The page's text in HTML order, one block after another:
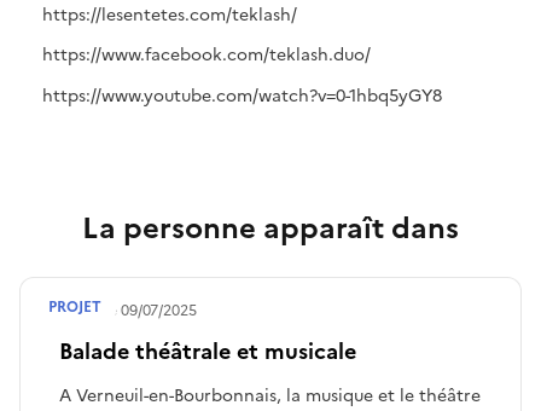
https://lesentetes.com/teklash/
https://www.facebook.com/teklash.duo/
https://www.youtube.com/watch?v=0-1hbq5yGY8
La personne apparaît dans
Balade théâtrale et musicale
A Verneuil-en-Bourbonnais, la musique et le théâtre
Publié le09/07/2025
PROJET